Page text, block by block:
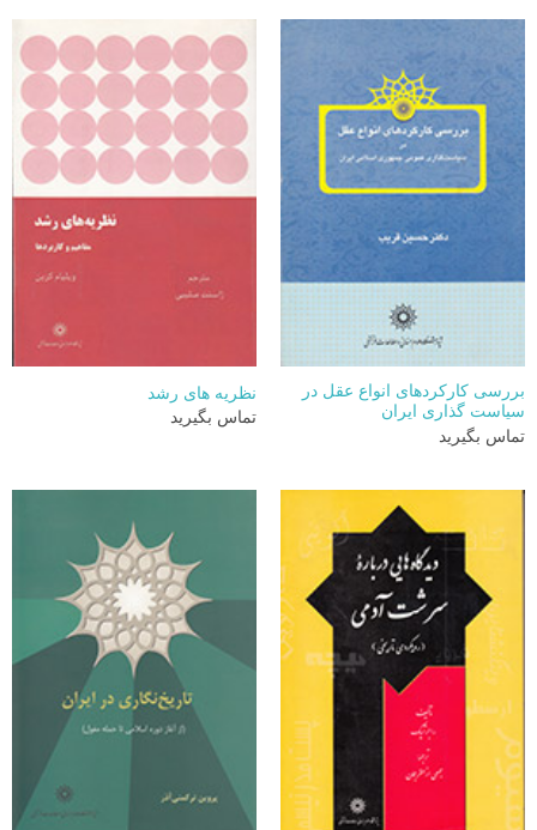
بررسی کارکردهای انواع عقل در
سیاست گذاری ایران
تماس بگیرید
نظریه های رشد
تماس بگیرید